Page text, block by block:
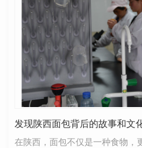
发现陕西面包背后的故事和文
在陕西，面包不仅是一种食物，